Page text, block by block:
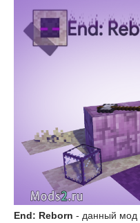
End: Reborn - данный мод